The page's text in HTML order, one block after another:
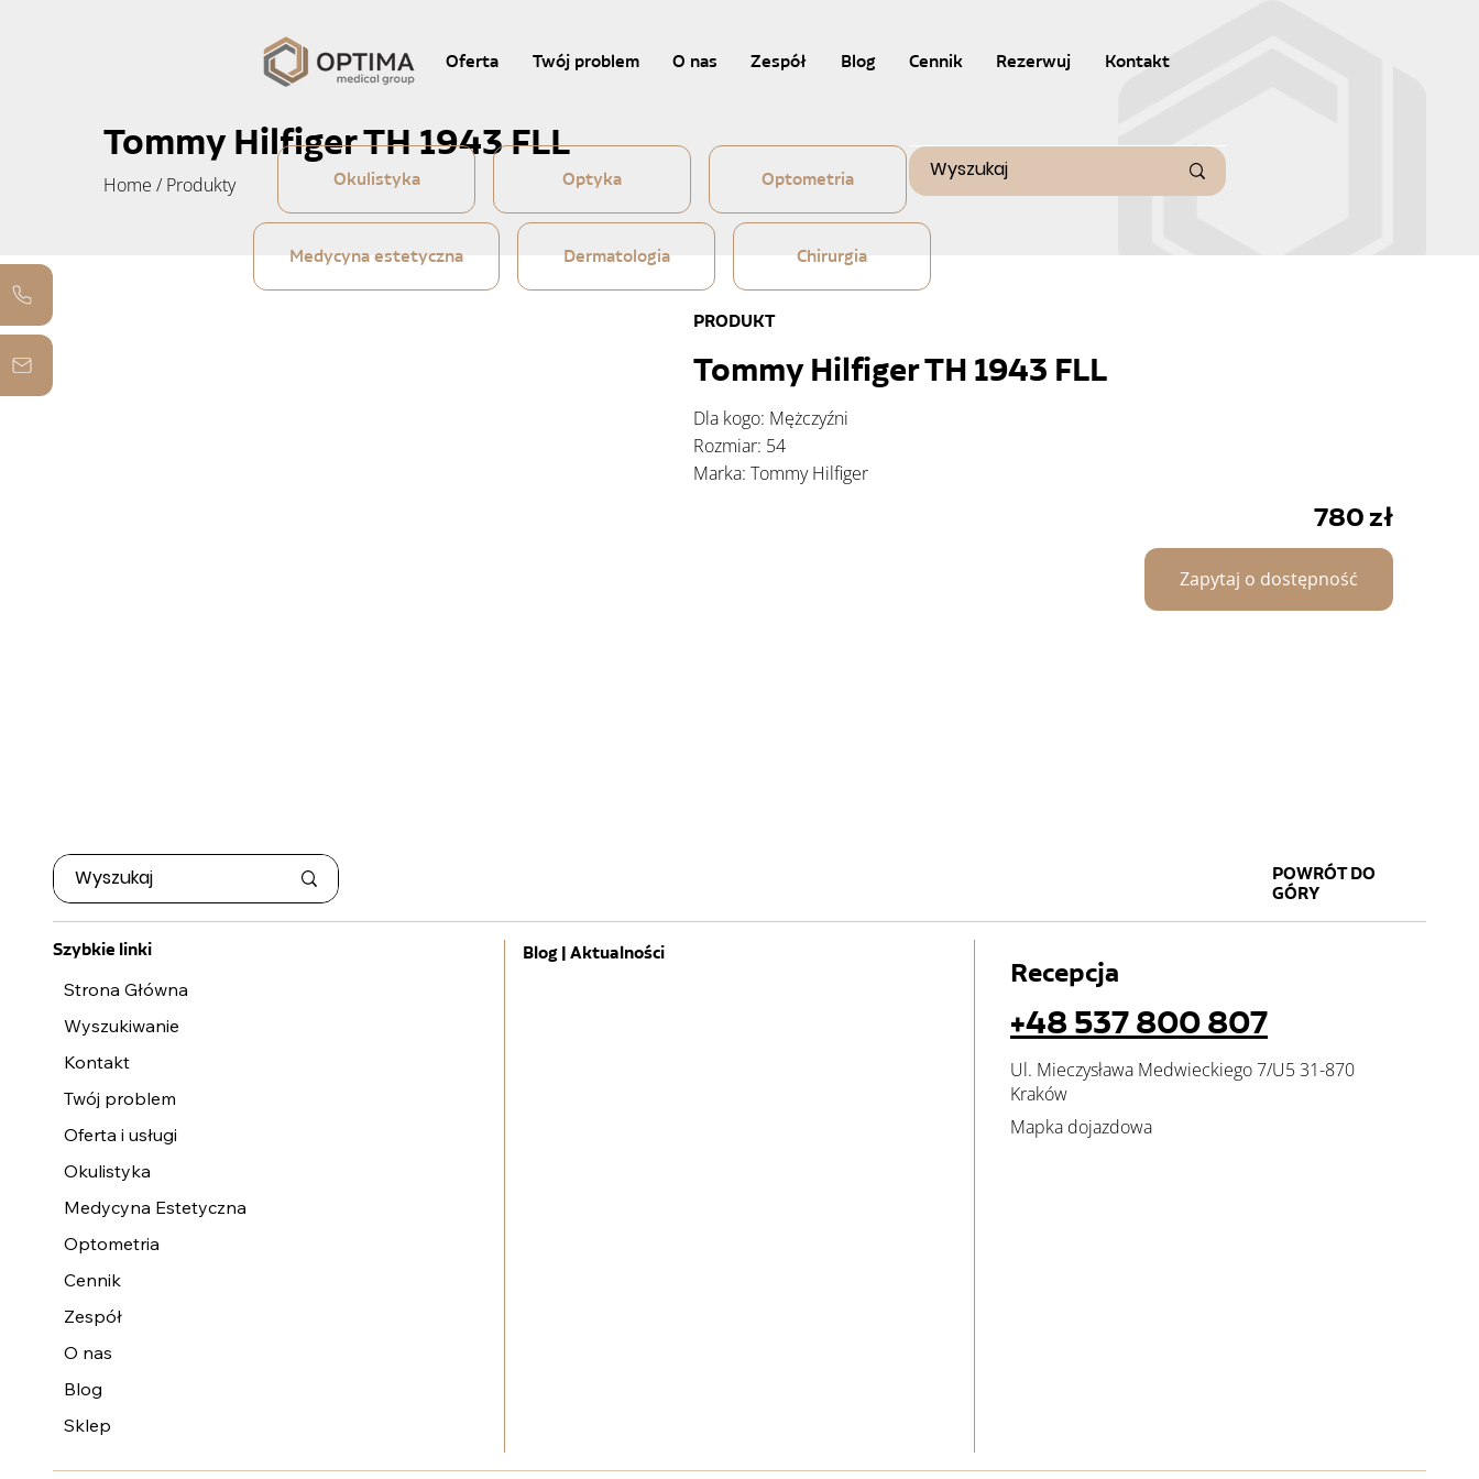
Okulistyka Optyka Optometria
Medycyna estetyczna Dermatologia Chirurgia
Oferta Twój problem O nas Zespół Blog Cennik Rezerwuj Kontakt
Tommy Hilfiger TH 1943 FLL
Home / Produkty
PRODUKT
Tommy Hilfiger TH 1943 FLL
Dla kogo: Mężczyźni
Rozmiar: 54
Marka: Tommy Hilfiger
780zł
Zapytaj o dostępność
Szybkie linki
Strona Główna
Wyszukiwanie
Kontakt
Twój problem
Oferta i usługi
Okulistyka
Medycyna Estetyczna
Optometria
Cennik
Zespół
O nas
Blog
Sklep
Blog | Aktualności
Recepcja
+48 537 800 807
Ul. Mieczysława Medwieckiego 7/U5 31-870
Kraków
Mapka dojazdowa
POWRÓT DO
GÓRY